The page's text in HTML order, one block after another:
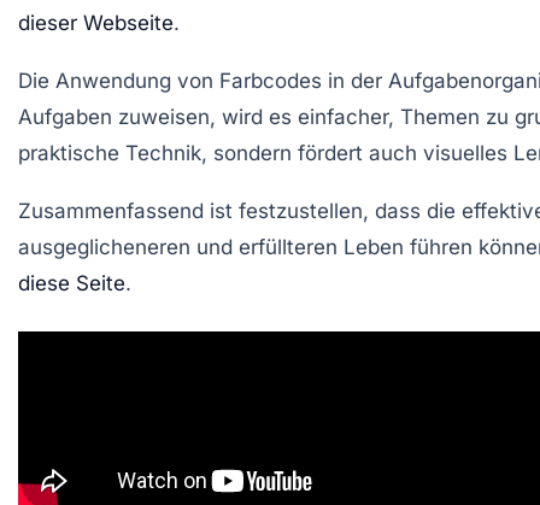
dieser Webseite.
Die Anwendung von Farbcodes in der
Aufgaben zuweisen, wird es einfacher, Themen zu
praktische Technik, sondern fördert auch visuelles
Zusammenfassend ist festzustellen, dass die
ausgeglicheneren und erfüllteren Leben führen
diese Seite.